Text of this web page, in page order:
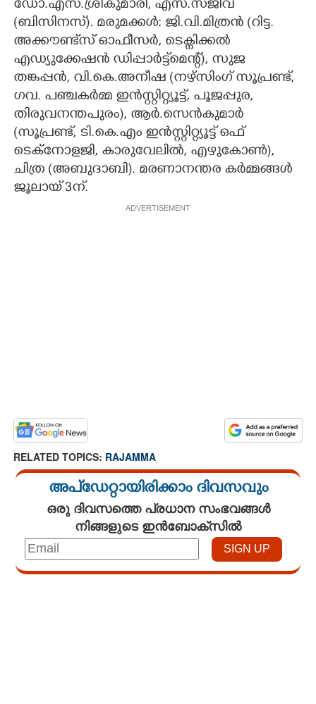
ഡോ.എസ്.ശ്രീകുമാരി, എസ്.സജീവ്
(ബിസിനസ്). മരുമക്കൾ: ജി.വി.മിത്രൻ (റിട്ട.
അക്കൗണ്ട്സ് ഓഫീസർ, ടെക്നിക്കൽ
എഡ്യുക്കേഷൻ ഡിപ്പാർട്ട്മെന്റ്), സുജ
തങ്കപ്പൻ, വി.കെ.അനീഷ (നഴ്സിംഗ് സൂപ്രണ്ട്,
ഗവ. പഞ്ചകർമ്മ ഇൻസ്റ്റിറ്റ്യൂട്ട്, പൂജപ്പുര,
തിരുവനന്തപുരം), ആർ.സെൻകുമാർ
(സൂപ്രണ്ട്, ടി.കെ.എം ഇൻസ്റ്റിറ്റ്യൂട്ട് ഒഫ്
ടെക്നോളജി, കാരുവേലിൽ, എഴുകോൺ),
ചിത്ര (അബുദാബി). മരണാനന്തര കർമ്മങ്ങൾ
ജൂലായ് 3ന്.
ADVERTISEMENT
RELATED TOPICS: RAJAMMA
അപ്ഡേറ്റായിരിക്കാം ദിവസവും
ഒരു ദിവസത്തെ പ്രധാന സംഭവങ്ങൾ
നിങ്ങളുടെ ഇൻബോക്സിൽ